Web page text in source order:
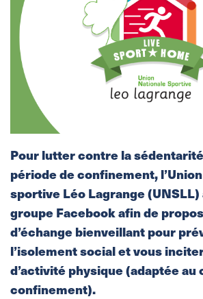
Pour lutter contre la
période de confinement,
sportive Léo Lagrange (UNSLL)
groupe Facebook afin de
d’échange bienveillant pour
l’isolement social et vous
d’activité physique (adaptée au
confinement).